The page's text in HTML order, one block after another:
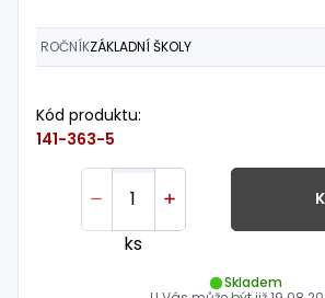
ROČNÍKZÁKLADNÍ ŠKOLY
Kód produktu:
141-363-5
ks
Skladem